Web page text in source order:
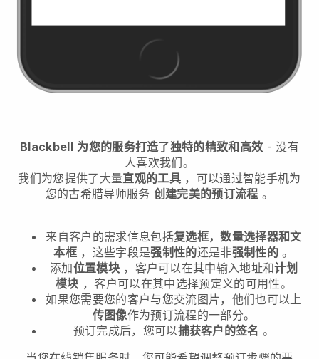
Blackbell 为您的服务打造了独特的精致和高效 - 没有
人喜欢我们。
我们为您提供了大量直观的工具，可以通过智能手机为
您的古希腊导师服务 创建完美的预订流程 。
来自客户的需求信息包括复选框，数量选择器和文
本框 ，这些字段是强制性的还是非强制性的。
添加位置模块，客户可以在其中输入地址和计划
模块 ，客户可以在其中选择预定义的可用性。
如果您需要您的客户与您交流图片，他们也可以 上
传图像作为预订流程的一部分。
预订完成后，您可以捕获客户的签名 。